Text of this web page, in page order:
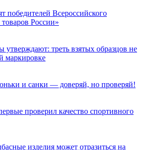
победителей Всероссийского
России»
утверждают: треть взятых образцов не
маркировке
и санки — доверяй, но проверяй!
проверил качество спортивного
изделия может отразиться на